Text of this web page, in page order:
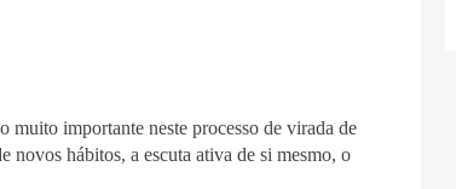
muito importante neste processo de virada de
novos hábitos, a escuta ativa de si mesmo, o